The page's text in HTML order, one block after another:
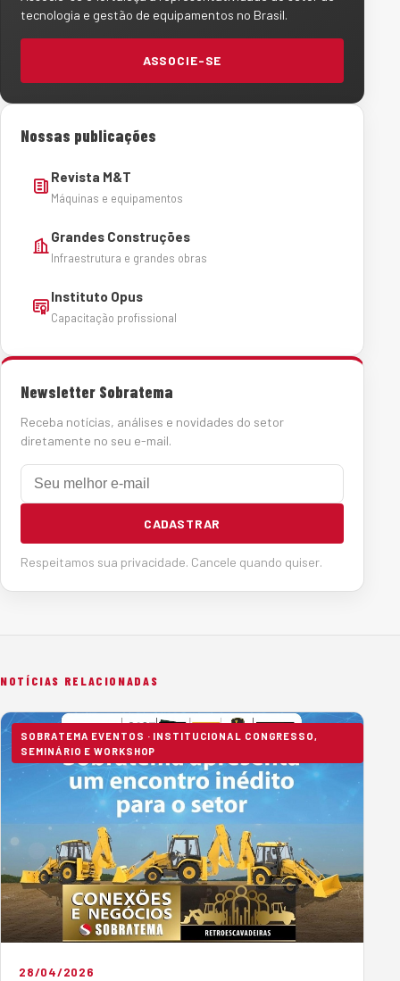
tecnologia e gestão de equipamentos no Brasil.
ASSOCIE-SE
Nossas publicações
Revista M&T
Máquinas e equipamentos
Grandes Construções
Infraestrutura e grandes obras
Instituto Opus
Capacitação profissional
Newsletter Sobratema
Receba notícias, análises e novidades do setor
diretamente no seu e-mail.
E-mail
CADASTRAR
Respeitamos sua privacidade. Cancele quando quiser.
NOTÍCIAS RELACIONADAS
SOBRATEMA EVENTOS · INSTITUCIONAL CONGRESSO,
SEMINÁRIO E WORKSHOP
28/04/2026